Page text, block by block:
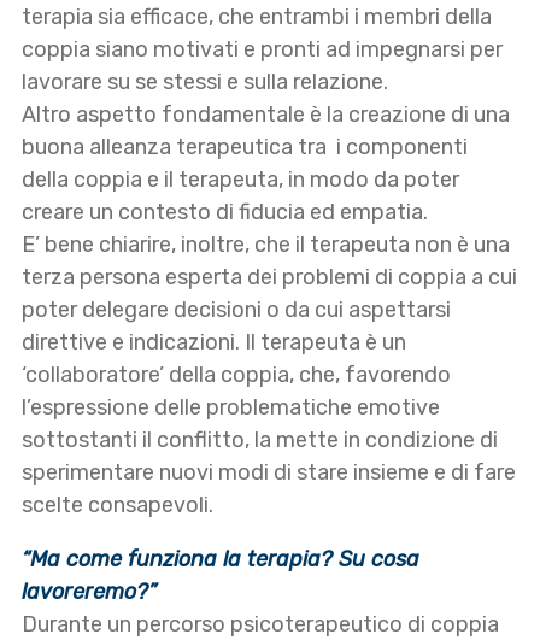
terapia sia efficace, che entrambi i membri della
coppia siano motivati e pronti ad impegnarsi per
lavorare su se stessi e sulla relazione.
Altro aspetto fondamentale è la creazione di una
buona alleanza terapeutica tra i componenti
della coppia e il terapeuta, in modo da poter
creare un contesto di fiducia ed empatia.
E’ bene chiarire, inoltre, che il terapeuta non è una
terza persona esperta dei problemi di coppia a cui
poter delegare decisioni o da cui aspettarsi
direttive e indicazioni. Il terapeuta è un
‘collaboratore’ della coppia, che, favorendo
l’espressione delle problematiche emotive
sottostanti il conflitto, la mette in condizione di
sperimentare nuovi modi di stare insieme e di fare
scelte consapevoli.
“Ma come funziona la terapia?Su cosa
lavoreremo?”
Durante un percorso psicoterapeutico di coppia